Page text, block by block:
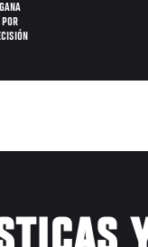
GANA
POR